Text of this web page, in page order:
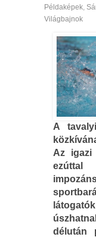
Példaképek,
Világbajnok
A
Az igazi
ezúttal
délután